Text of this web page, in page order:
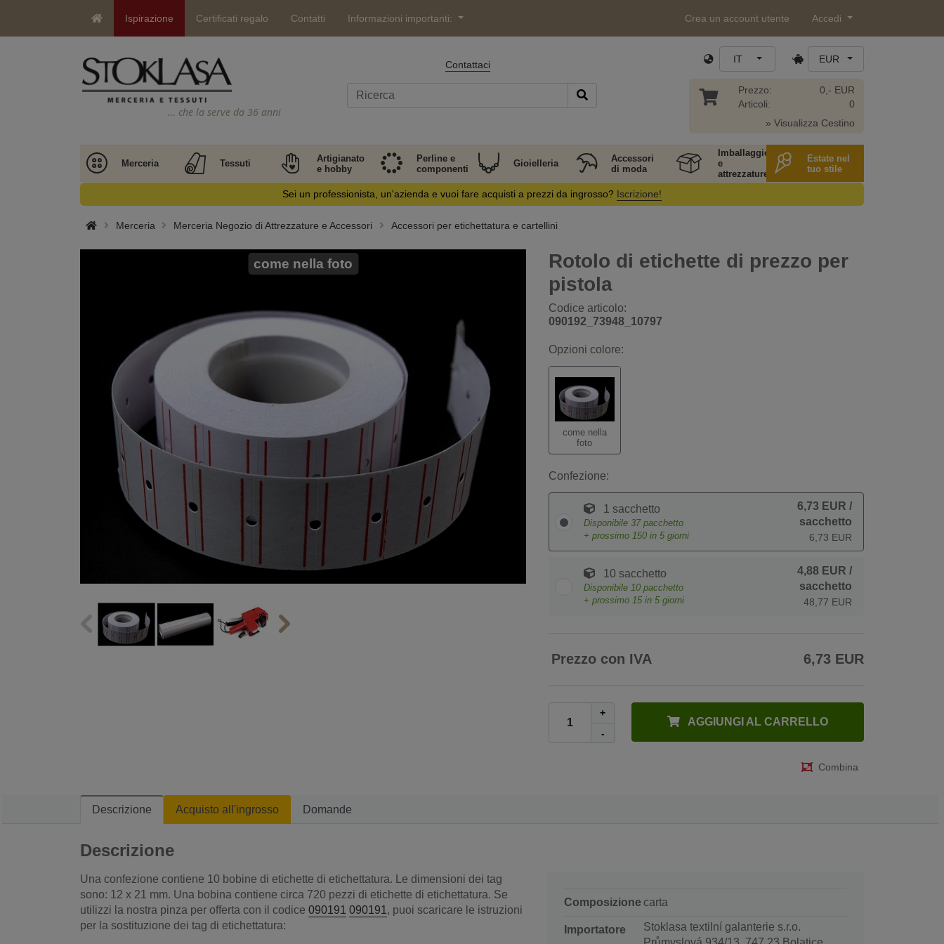
Ispirazione Certificati regalo Contatti Informazioni importanti: Crea un account utente Accedi
… che la serve da 36 anni
Contattaci IT EUR
Prezzo:
Articoli:
0,- EUR
0
» Visualizza Cestino
Merceria Tessuti
Artigianato
e hobby
Perline e
componenti
Gioielleria
Accessori
di moda
Imballaggio
e
attrezzature
Estate nel
tuo stile
Sei un professionista, un'azienda e vuoi fare acquisti a prezzi da ingrosso? Iscrizione!
Merceria Merceria Negozio di Attrezzature e Accessori Accessori per etichettatura e cartellini
Rotolo di etichette di prezzo per
pistola
Codice articolo:
090192_73948_10797
come nella foto
Opzioni colore:
come nella
foto
Confezione:
1 sacchetto
Disponibile 37 pacchetto
+ prossimo 150 in 5 giorni
6,73 EUR /
sacchetto
6,73 EUR
10 sacchetto
Disponibile 10 pacchetto
+ prossimo 15 in 5 giorni
4,88 EUR /
sacchetto
48,77 EUR
Prezzo con IVA 6,73 EUR
+
-
AGGIUNGI AL CARRELLO
Combina
Descrizione Acquisto all'ingrosso Domande
Descrizione
Una confezione contiene 10 bobine di etichette di etichettatura. Le dimensioni dei tag
sono: 12 x 21 mm. Una bobina contiene circa 720 pezzi di etichette di etichettatura. Se
utilizzi la nostra pinza per offerta con il codice 090191 090191 , puoi scaricare le istruzioni
per la sostituzione dei tag di etichettatura:
Composizione carta
Importatore
Stoklasa textilní galanterie s.r.o.